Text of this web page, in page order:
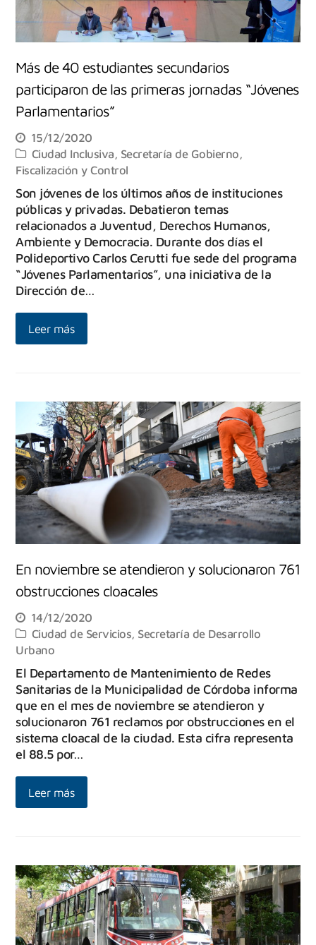
Más de 40 estudiantes secundarios
participaron de las primeras jornadas “Jóvenes
Parlamentarios”
15/12/2020
Ciudad Inclusiva, Secretaría de Gobierno,
Fiscalización y Control
Son jóvenes de los últimos años de instituciones
públicas y privadas. Debatieron temas
relacionados a Juventud, Derechos Humanos,
Ambiente y Democracia. Durante dos días el
Polideportivo Carlos Cerutti fue sede del programa
“Jóvenes Parlamentarios”, una iniciativa de la
Dirección de…
Leer más
En noviembre se atendieron y solucionaron 761
obstrucciones cloacales
14/12/2020
Ciudad de Servicios Secretaría de Desarrollo
Urbano
El Departamento de Mantenimiento de Redes
Sanitarias de la Municipalidad de Córdoba informa
que en el mes de noviembre se atendieron y
solucionaron 761 reclamos por obstrucciones en el
sistema cloacal de la ciudad. Esta cifra representa
el 88.5 por…
Leer más